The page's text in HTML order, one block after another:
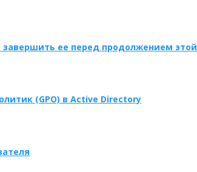
завершить ее перед продолжением этой
(GPO) в Active Directory